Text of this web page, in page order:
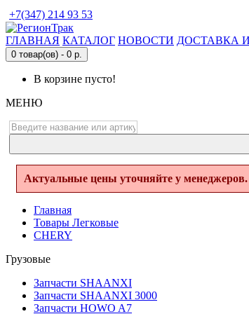
+7(347) 214 93 53
ГЛАВНАЯ КАТАЛОГ НОВОСТИ ДОСТАВКА
0 товар(ов) - 0 р.
В корзине пусто!
МЕНЮ
Актуальные цены уточняйте у
Главная
Товары Легковые
CHERY
Грузовые
Запчасти SHAANXI
Запчасти SHAANXI 3000
Запчасти HOWO A7